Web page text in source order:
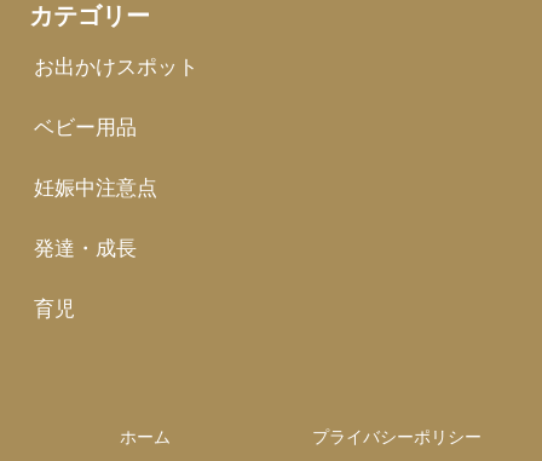
カテゴリー
お出かけスポット
ベビー用品
妊娠中注意点
発達・成長
育児
ホーム プライバシーポリシー